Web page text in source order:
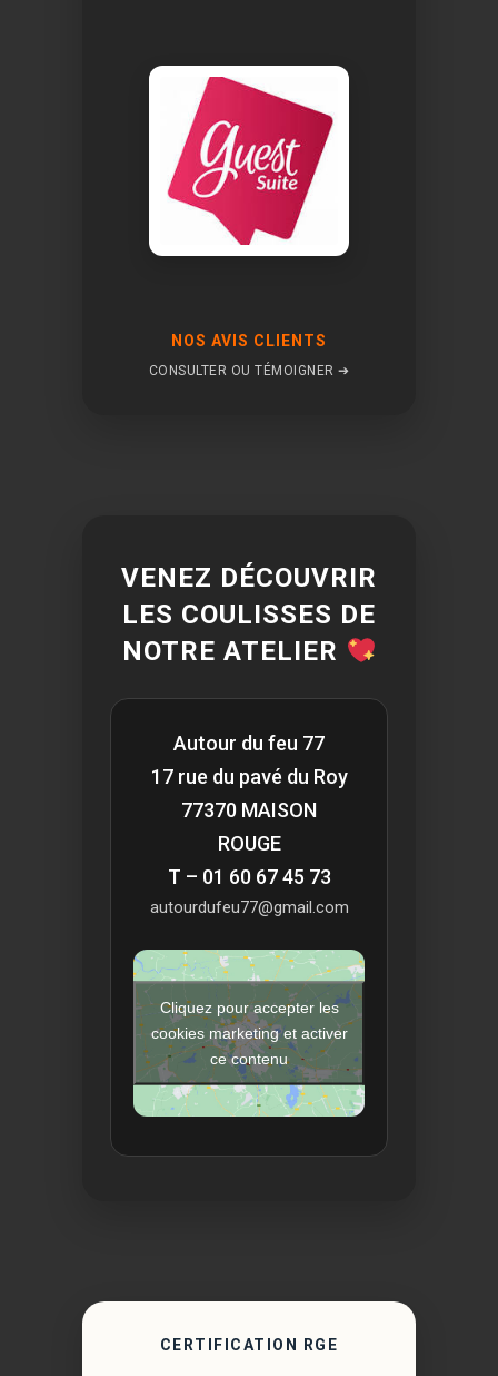
NOS AVIS CLIENTS
CONSULTER OU TÉMOIGNER ➔
VENEZ DÉCOUVRIR
LES COULISSES DE
NOTRE ATELIER
Autour du feu 77
17 rue du pavé du Roy
77370 MAISON
ROUGE
T – 01 60 67 45 73
autourdufeu77@gmail.com
Cliquez pour accepter les
cookies marketing et activer
ce contenu
CERTIFICATION RGE